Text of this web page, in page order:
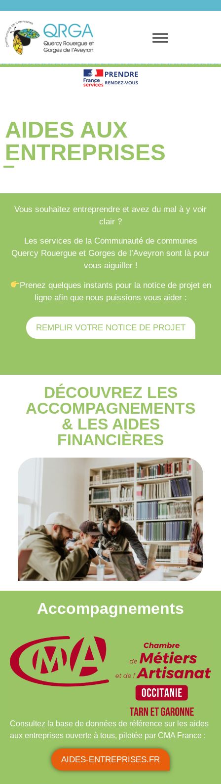
AIDES AUX
ENTREPRISES
Vous souhaitez entreprendre et avez du mal à y voir
clair ?
Les services de la Communauté de communes
Quercy Rouergue et Gorges de l’Aveyron sont là pour
vous aiguiller !
Prenez quelques instants pour la notice de projet en
ligne afin que nous puissions vous aider :
REMPLIR VOTRE NOTICE DE PROJET
DÉCOUVREZ LES
ACCOMPAGNEMENTS
& LES AIDES
FINANCIÈRES
Accompagnements
Consultez la base de données de référence sur les aides
aux entreprises ouverte à tous, pilotée par CMA France :
AIDES-ENTREPRISES.FR